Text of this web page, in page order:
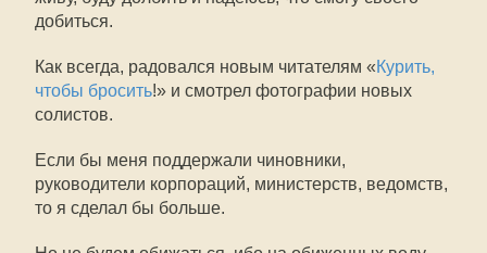
добиться.
Как всегда, радовался новым читателям «Курить,
чтобы бросить!» и смотрел фотографии новых
солистов.
Если бы меня поддержали чиновники,
руководители корпораций, министерств, ведомств,
то я сделал бы больше.